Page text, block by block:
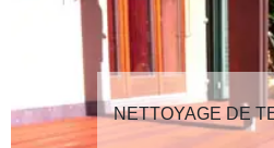
NETTOYAGE DE